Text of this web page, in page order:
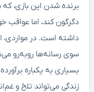
برنده شدن این بازی،
دگرگون کند، اما عواقب
داشته است. در مواردی،
سوی رسانه‌ها روبه‌رو
بسیاری به یکباره
زندگی می‌تواند تلخ و